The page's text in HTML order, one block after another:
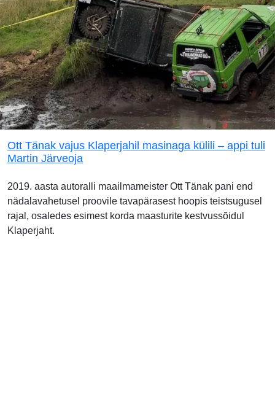
Ott Tänak vajus Klaperjahil masinaga külili – appi tuli
Martin Järveoja
2019. aasta autoralli maailmameister Ott Tänak pani end
nädalavahetusel proovile tavapärasest hoopis teistsugusel
rajal, osaledes esimest korda maasturite kestvussõidul
Klaperjaht.